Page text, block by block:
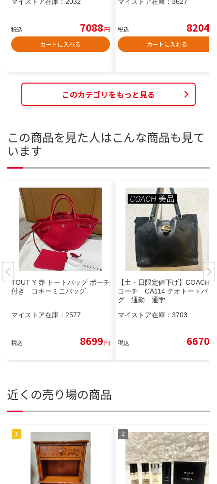
マイストア在庫： 2032
税込 7088円
カートに入れる
マイストア在庫： 3627
税込 8204
カートに入れる
このカテゴリをもっと見る
この商品を見た人はこんな商品も見て
います
TOUT Y 赤 トートバッグ ポーチ
付き コキーミニバッグ
マイストア在庫： 2577
税込 8699円
【土・日限定値下げ】COACH
コーチ CA114 テオトートバッ
グ 通勤 通学
マイストア在庫： 3703
税込 6670
近くの売り場の商品